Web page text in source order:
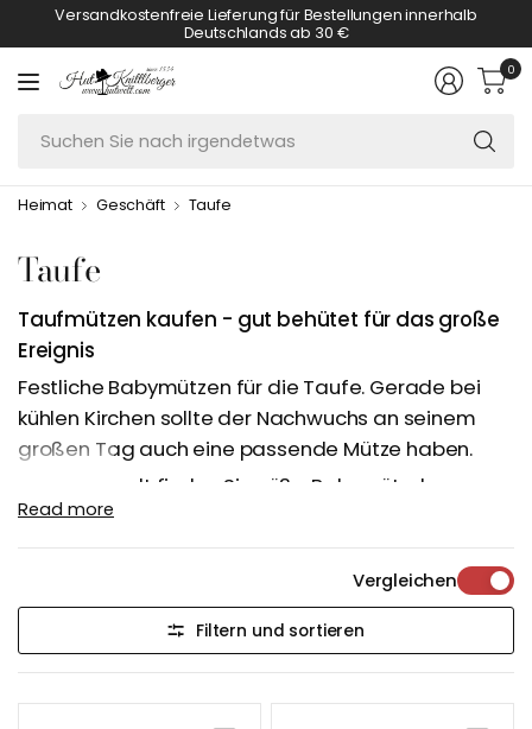
Versandkostenfreie Lieferung für Bestellungen innerhalb
Deutschlands ab 30 €
0
Heimat Geschäft Taufe
Taufe
Taufmützen kaufen - gut behütet für das große
Ereignis
Festliche Babymützen für die Taufe. Gerade bei
kühlen Kirchen sollte der Nachwuchs an seinem
großen Tag auch eine passende Mütze haben.
In der Hutwelt finden Sie süße Babymützchen zur
Taufe.Unsere vielfältigen Modelle für das
besondere Ereignis Ihres Nachwuchs werden Sie
Was trägt man als Besucher bei der Taufe?
Ob Eltern, Taufpaten, Damen, Herren oder
Geschwister. Bei der Taufe darf es ruhig festlich
sein. Mit einem elegantem Hut oder einem
Read more
Vergleichen
Filtern und sortieren